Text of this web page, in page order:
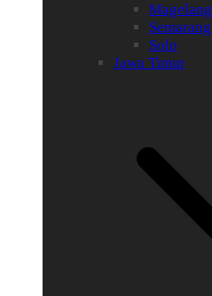
Magelang
Semarang
Solo
Jawa Timur